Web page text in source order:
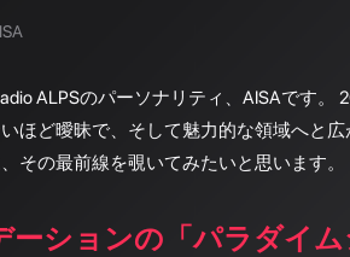
ALPSのパーソナリティ、AISAです。
ほど曖昧で、そして魅力的な領域へと
その最前線を覗いてみたいと思います。
ーションの「パラダイ